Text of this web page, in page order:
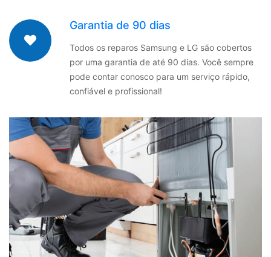
Garantia de 90 dias
Todos os reparos Samsung e LG são cobertos
por uma garantia de até 90 dias. Você sempre
pode contar conosco para um serviço rápido,
confiável e profissional!